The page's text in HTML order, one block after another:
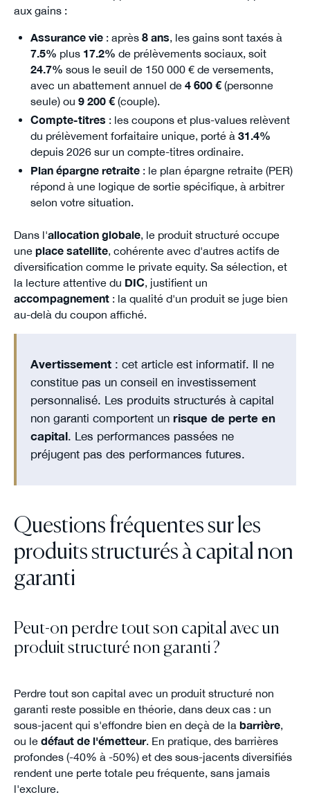
aux gains :
Assurance vie: après 8 ans, les gains sont taxés à
7.5% plus 17.2% de prélèvements sociaux, soit
24.7% sous le seuil de 150 000 € de versements,
avec un abattement annuel de 4 600 €(personne
seule) ou 9 200 €(couple).
Compte-titres : les coupons et plus-values relèvent
du prélèvement forfaitaire unique, porté à 31.4%
depuis 2026 sur un compte-titres ordinaire.
Plan épargne retraite: le plan épargne retraite (PER)
répond à une logique de sortie spécifique, à arbitrer
selon votre situation.
Dans l'allocation globale, le produit structuré occupe
une place satellite, cohérente avec d'autres actifs de
diversification comme le private equity. Sa sélection, et
la lecture attentive du DIC, justifient un
accompagnement: la qualité d'un produit se juge bien
au-delà du coupon affiché.
Avertissement: cet article est informatif. Il ne
constitue pas un conseil en investissement
personnalisé. Les produits structurés à capital
non garanti comportent un risque de perte en
capital. Les performances passées ne
préjugent pas des performances futures.
Questions fréquentes sur les
produits structurés à capital non
garanti
Peut-on perdre tout son capital avec un
produit structuré non garanti ?
Perdre tout son capital avec un produit structuré non
garanti reste possible en théorie, dans deux cas : un
sous-jacent qui s'effondre bien en deçà de la barrière,
ou le défaut de l'émetteur. En pratique, des barrières
profondes (-40% à -50%) et des sous-jacents diversifiés
rendent une perte totale peu fréquente, sans jamais
l'exclure.